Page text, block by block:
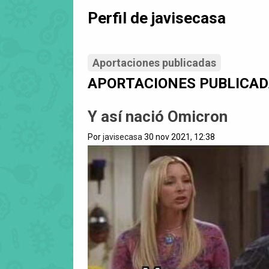
Perfil de javisecasa
Aportaciones publicadas
APORTACIONES
Y así nació Omicron
Porjavisecasa 30 nov 2021, 12:38